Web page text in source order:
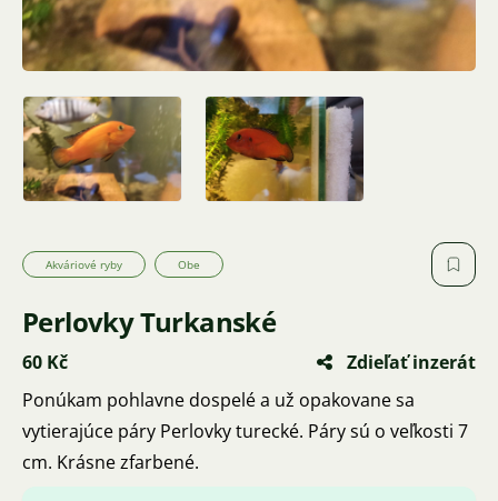
Akváriové ryby Obe
Perlovky Turkanské
60 Kč
Zdieľať inzerát
Ponúkam pohlavne dospelé a už opakovane sa
vytierajúce páry Perlovky turecké. Páry sú o veľkosti 7
cm. Krásne zfarbené.